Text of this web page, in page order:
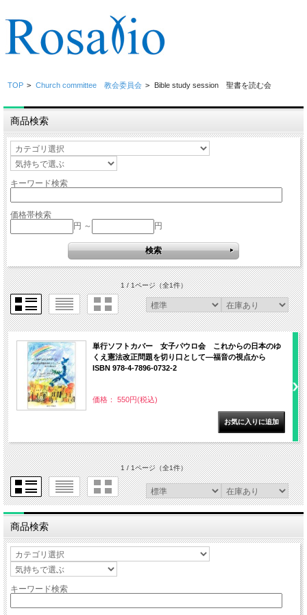
TOP > Church committee 教会委員会 > Bible study session 聖書を読む会
商品検索
キーワード検索
価格帯検索
円 ～
円
1 / 1ページ（全1件）
単行ソフトカバー 女子パウロ会 これからの日本のゆ
くえ憲法改正問題を切り口として―福音の視点から
ISBN 978-4-7896-0732-2
価格： 550円(税込)
1 / 1ページ（全1件）
商品検索
キーワード検索